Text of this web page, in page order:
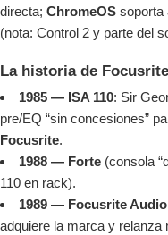
directa; ChromeOS soporta
(nota: Control 2 y parte del
La historia de
1985 — ISA 110: Sir
pre/EQ “sin concesiones”
Focusrite.
1988 — Forte (consola
110 en rack).
1989 — Focusrite
adquiere la marca y relanza